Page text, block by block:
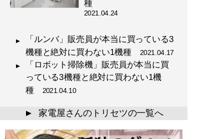
種
2021.04.24
「ルンバ」販売員が本当に買っている3
機種と絶対に買わない1機種 2021.04.17
「ロボット掃除機」販売員が本当に買
っている3機種と絶対に買わない1機
種 2021.04.10
▲ 家電屋さんのトリセツの一覧へ